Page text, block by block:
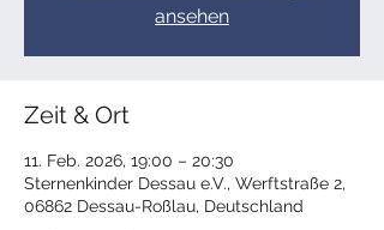
ansehen
Zeit & Ort
11. Feb. 2026, 19:00 – 20:30
Sternenkinder Dessau e.V., Werftstraße 2,
06862 Dessau-Roßlau, Deutschland